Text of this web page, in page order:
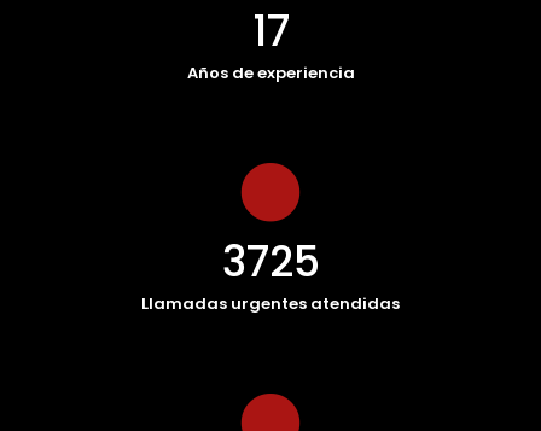
17
Años de experiencia
3725
Llamadas urgentes atendidas